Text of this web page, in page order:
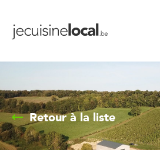
Retour à la liste